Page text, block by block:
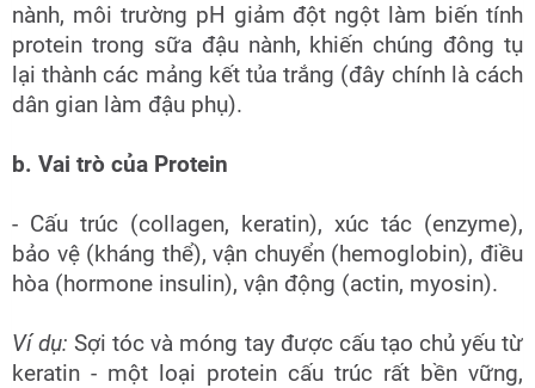
nành, môi trường pH giảm đột ngột làm biến tính
protein trong sữa đậu nành, khiến chúng đông tụ
lại thành các mảng kết tủa trắng (đây chính là cách
dân gian làm đậu phụ).
b. Vai trò của Protein
- Cấu trúc (collagen, keratin), xúc tác (enzyme),
bảo vệ (kháng thể), vận chuyển (hemoglobin), điều
hòa (hormone insulin), vận động (actin, myosin).
Ví dụ: Sợi tóc và móng tay được cấu tạo chủ yếu từ
keratin - một loại protein cấu trúc rất bền vững,